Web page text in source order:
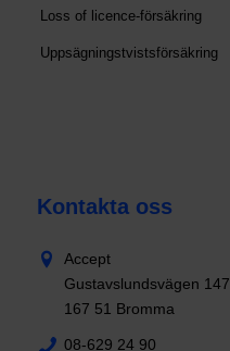
Loss of licence-försäkring
Uppsägningstvistsförsäkring
Kontakta oss
Accept
Gustavslundsvägen 147
167 51 Bromma
08-629 24 90